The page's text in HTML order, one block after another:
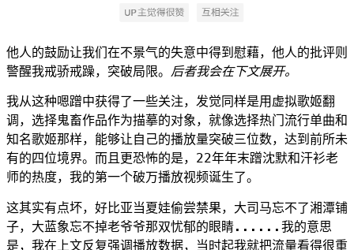
他人的鼓励让我们在不景气的失意中得到慰藉，他人的批评则
警醒我戒骄戒躁，突破局限。 后者我会在下文展开。
我从这种嗯蹭中获得了一些关注，发觉同样是用虚拟歌姬翻
调，选择鬼畜作品作为描摹的对象，就像选择热门流行单曲和
知名歌姬那样，能够让自己的播放量突破三位数，达到前所未
有的四位境界。而且更恐怖的是，22年年末蹭沈默和汗衫老
师的热度，我的第一个破万播放视频诞生了。
这其实有点坏，好比亚当夏娃偷尝禁果，大司马忘不了湘潭铺
子，大蓝象忘不掉老爷爷那双忧郁的眼睛......我的意思
是，我在上文反复强调播放数据，当时起我就把流量看得很重